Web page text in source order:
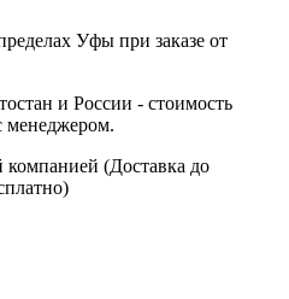
Уфы при заказе от
и России - стоимость
менеджером.
компанией (Доставка до